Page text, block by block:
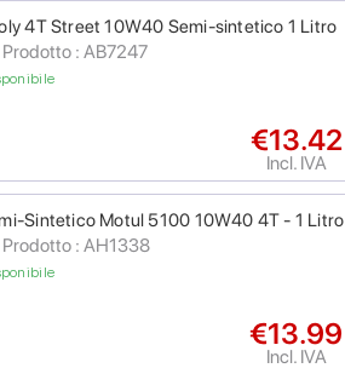
4T Street 10W40 Semi-sintetico 1 Litro
: AB7247
€13.42
Incl. IVA
Sintetico Motul 5100 10W40 4T - 1 Litro
: AH1338
€13.99
Incl. IVA